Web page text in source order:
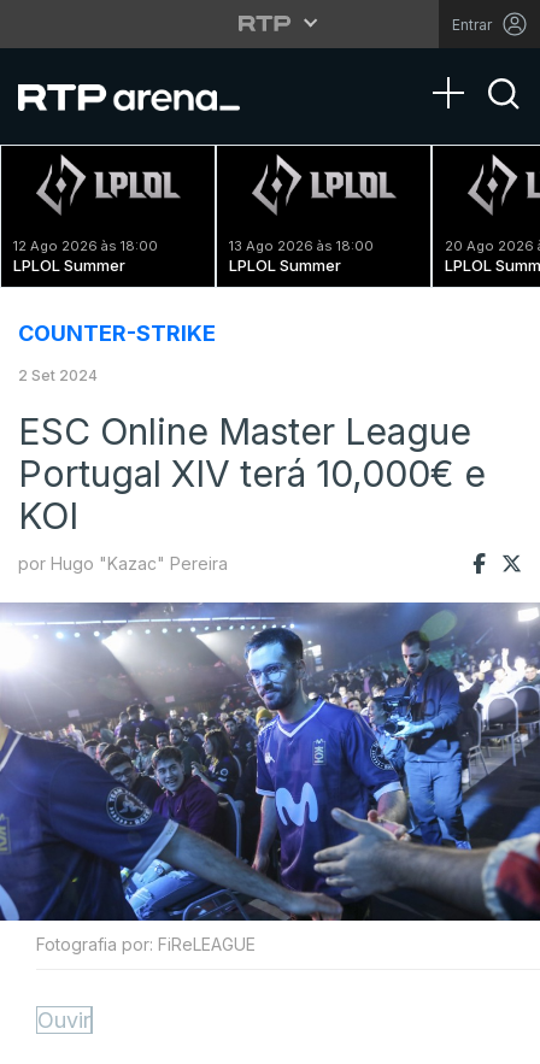
Entrar
Toggle
12 Ago 2026 às 18:00
LPLOL Summer
13 Ago 2026 às 18:00
LPLOL Summer
20 Ago 2026
LPLOL
COUNTER-STRIKE
2 Set 2024
ESC Online Master League
Portugal XIV terá 10,000€ e
KOI
por Hugo "Kazac" Pereira
Fotografia por: FiReLEAGUE
Ouvir